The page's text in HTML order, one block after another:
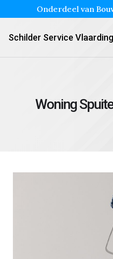
Onderdeel van
Schilder Service
Woning